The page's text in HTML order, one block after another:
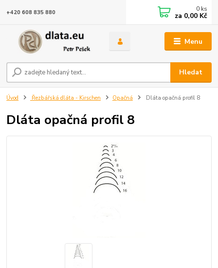
Menu
Hledat
+420 608 835 880 0 ks
za 0,00 Kč
Úvod Řezbářská dláta - Kirschen Opačná Dláta opačná profil 8
Dláta opačná profil 8